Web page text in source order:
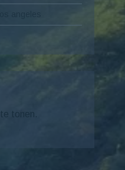
tonen.